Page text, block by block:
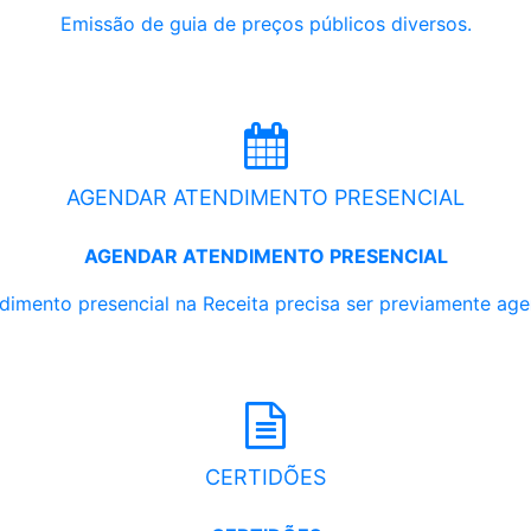
Emissão de guia de preços públicos diversos.
AGENDAR ATENDIMENTO PRESENCIAL
AGENDAR ATENDIMENTO PRESENCIAL
presencial na Receita precisa ser previamente
CERTIDÕES